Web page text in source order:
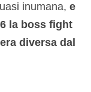
inumana, e
la boss fight
diversa dal